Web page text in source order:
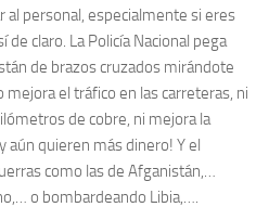
al personal, especialmente si eres
de claro. La Policía Nacional pega
de brazos cruzados mirándote
mejora el tráfico en las carreteras, ni
de cobre, ni mejora la
aún quieren más dinero! Y el
como las de Afganistán,…
o bombardeando Libia,….